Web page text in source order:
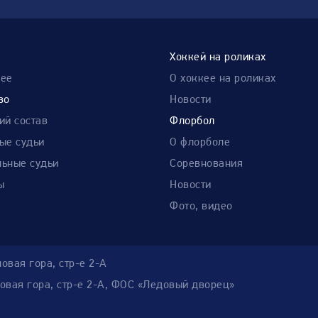
состав
судьи
судьи
Хоккей на роликах
О хоккее на роликах
Новости
Флорбол
О флорболе
Соревнования
Новости
Фото, видео
гора, стр-е 2-А
гора, стр-е 2-А, ФОС «Ледовый дворец»